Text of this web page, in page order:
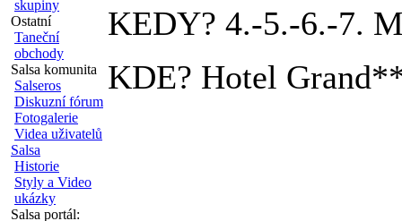
skupiny
Ostatní
Taneční
obchody
Salsa komunita
Salseros
Diskuzní fórum
Fotogalerie
Videa uživatelů
Salsa
Historie
Styly a Video
ukázky
Salsa portál:
KEDY? 4.-5.-6.-7.
KDE? Hotel